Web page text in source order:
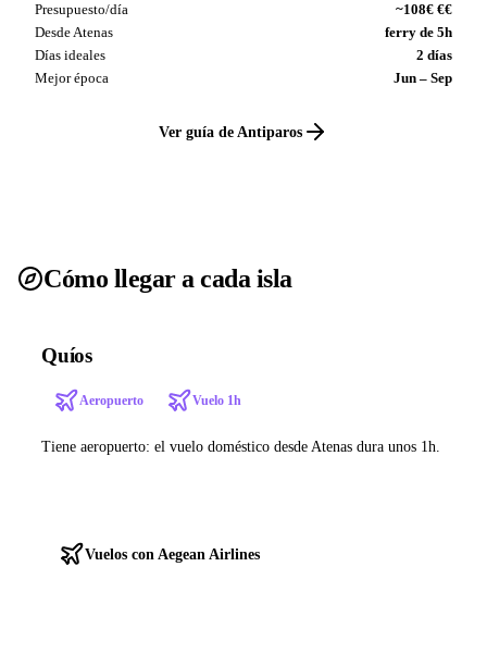
Presupuesto/día
~108€ €€
Desde Atenas
ferry de 5h
Días ideales
2 días
Mejor época
Jun – Sep
Ver guía de Antiparos
Cómo llegar a cada isla
Quíos
Aeropuerto Vuelo 1h
Tiene aeropuerto: el vuelo doméstico desde Atenas dura unos 1h.
Vuelos con Aegean Airlines